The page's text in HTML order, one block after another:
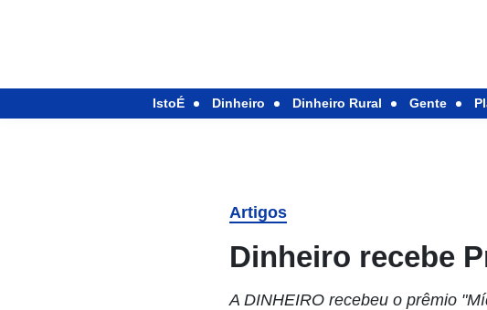
IstoÉ Dinheiro Dinheiro Rural Gente
Artigos
Dinheiro recebe
A DINHEIRO recebeu o prêmio